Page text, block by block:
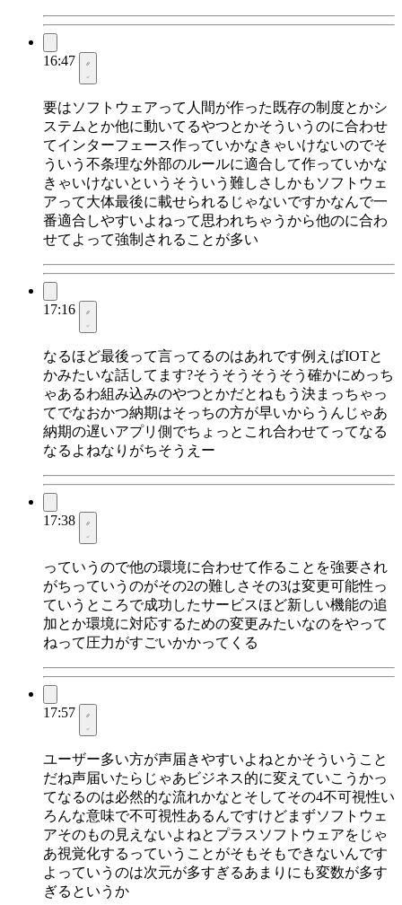
16:47
要はソフトウェアって人間が作った既存の制度とかシ
ステムとか他に動いてるやつとかそういうのに合わせ
てインターフェース作っていかなきゃいけないのでそ
ういう不条理な外部のルールに適合して作っていかな
きゃいけないというそういう難しさしかもソフトウェ
アって大体最後に載せられるじゃないですかなんで一
番適合しやすいよねって思われちゃうから他のに合わ
せてよって強制されることが多い
17:16
なるほど最後って言ってるのはあれです例えばIOTと
かみたいな話してます?そうそうそうそう確かにめっち
ゃあるわ組み込みのやつとかだとねもう決まっちゃっ
てでなおかつ納期はそっちの方が早いからうんじゃあ
納期の遅いアプリ側でちょっとこれ合わせてってなる
なるよねなりがちそうえー
17:38
っていうので他の環境に合わせて作ることを強要され
がちっていうのがその2の難しさその3は変更可能性っ
ていうところで成功したサービスほど新しい機能の追
加とか環境に対応するための変更みたいなのをやって
ねって圧力がすごいかかってくる
17:57
ユーザー多い方が声届きやすいよねとかそういうこと
だね声届いたらじゃあビジネス的に変えていこうかっ
てなるのは必然的な流れかなとそしてその4不可視性い
ろんな意味で不可視性あるんですけどまずソフトウェ
アそのもの見えないよねとプラスソフトウェアをじゃ
あ視覚化するっていうことがそもそもできないんです
よっていうのは次元が多すぎるあまりにも変数が多す
ぎるというか